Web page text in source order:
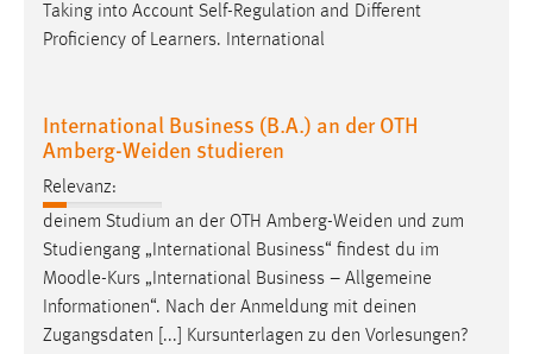
Taking into Account Self-Regulation and Different
Proficiency of Learners. International
International Business (B.A.) an der OTH
Amberg-Weiden studieren
Relevanz:
deinem Studium an der OTH Amberg-Weiden und zum
Studiengang „International Business“ findest du im
Moodle-Kurs „International Business – Allgemeine
Informationen“. Nach der Anmeldung mit deinen
Zugangsdaten [...] Kursunterlagen zu den Vorlesungen?